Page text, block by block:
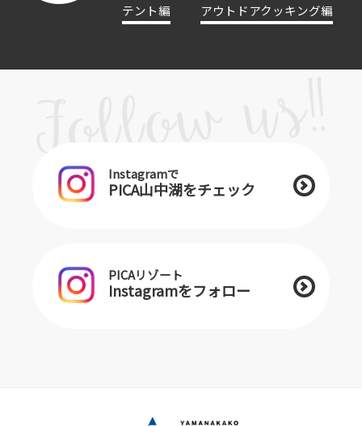
テント編
アウトドアクッキング編
Instagramで
PICA山中湖をチェック
PICAリゾート
Instagramをフォロー